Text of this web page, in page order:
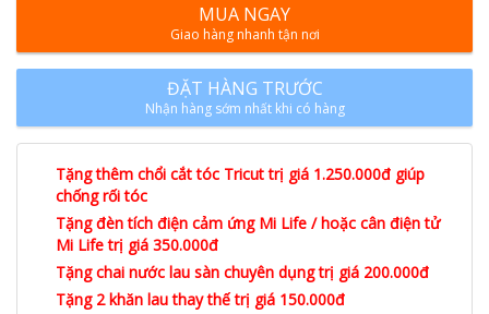
MUA NGAY
Giao hàng nhanh tận nơi
ĐẶT HÀNG TRƯỚC
Nhận hàng sớm nhất khi có hàng
Tặng thêm chổi cắt tóc Tricut trị giá 1.250.000đ giúp
chống rối tóc
Tặng đèn tích điện cảm ứng Mi Life / hoặc cân điện tử
Mi Life trị giá 350.000đ
Tặng chai nước lau sàn chuyên dụng trị giá 200.000đ
Tặng 2 khăn lau thay thế trị giá 150.000đ